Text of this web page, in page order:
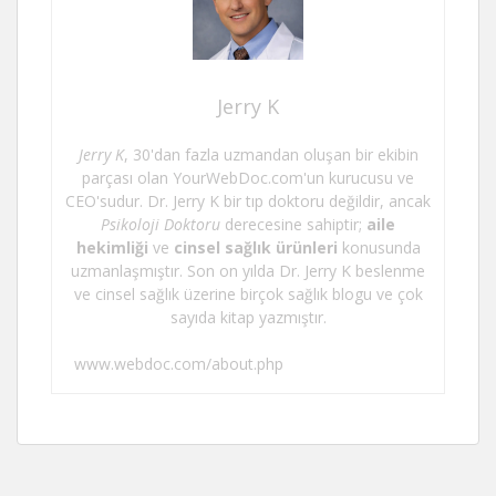
Jerry K
Jerry K, 30'dan fazla uzmandan oluşan bir ekibin
parçası olan YourWebDoc.com'un kurucusu ve
CEO'sudur. Dr. Jerry K bir tıp doktoru değildir, ancak
Psikoloji Doktoru derecesine sahiptir; aile
hekimliği ve cinsel sağlık ürünleri konusunda
uzmanlaşmıştır. Son on yılda Dr. Jerry K beslenme
ve cinsel sağlık üzerine birçok sağlık blogu ve çok
sayıda kitap yazmıştır.
www.webdoc.com/about.php